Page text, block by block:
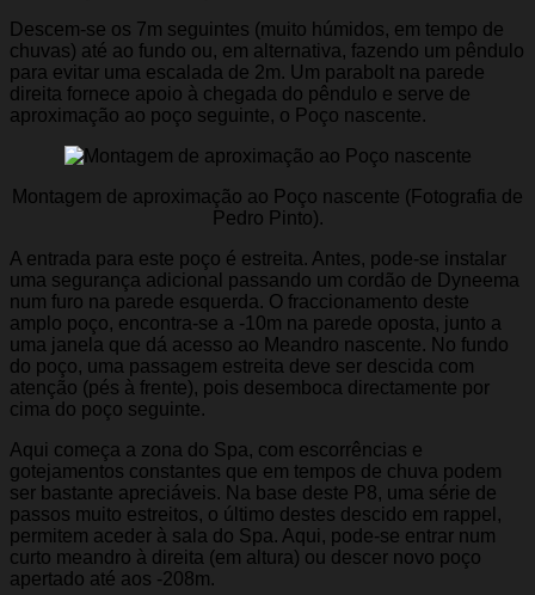
Descem-se os 7m seguintes (muito húmidos, em tempo de
chuvas) até ao fundo ou, em alternativa, fazendo um pêndulo
para evitar uma escalada de 2m. Um parabolt na parede
direita fornece apoio à chegada do pêndulo e serve de
aproximação ao poço seguinte, o Poço nascente.
Montagem de aproximação ao Poço nascente (Fotografia de
Pedro Pinto).
A entrada para este poço é estreita. Antes, pode-se instalar
uma segurança adicional passando um cordão de Dyneema
num furo na parede esquerda. O fraccionamento deste
amplo poço, encontra-se a -10m na parede oposta, junto a
uma janela que dá acesso ao Meandro nascente. No fundo
do poço, uma passagem estreita deve ser descida com
atenção (pés à frente), pois desemboca directamente por
cima do poço seguinte.
Aqui começa a zona do Spa, com escorrências e
gotejamentos constantes que em tempos de chuva podem
ser bastante apreciáveis. Na base deste P8, uma série de
passos muito estreitos, o último destes descido em rappel,
permitem aceder à sala do Spa. Aqui, pode-se entrar num
curto meandro à direita (em altura) ou descer novo poço
apertado até aos -208m.